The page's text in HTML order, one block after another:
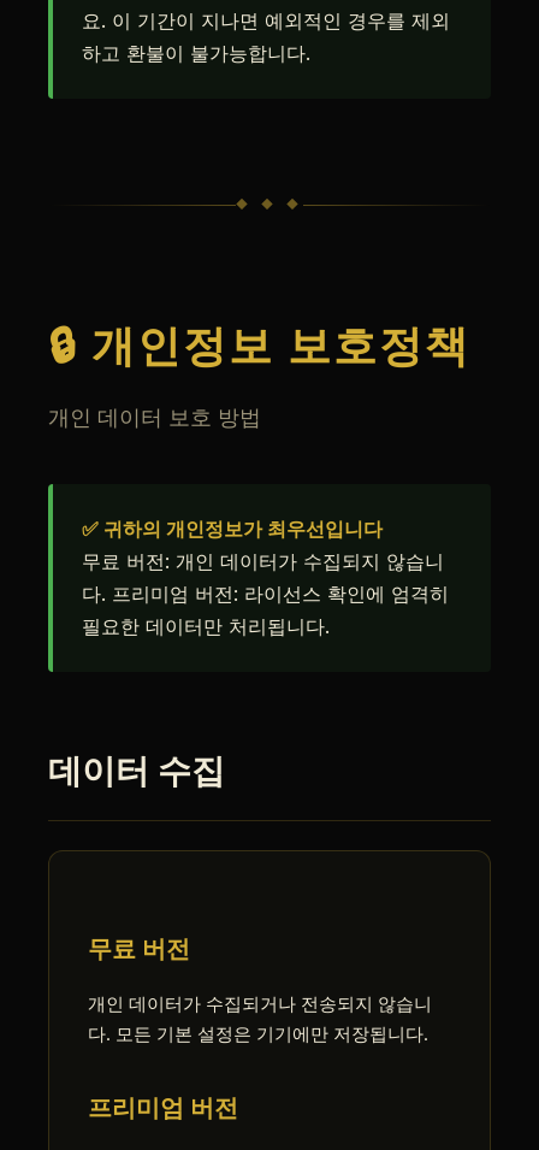
요. 이 기간이 지나면 예외적인 경우를 제외
하고 환불이 불가능합니다.
◆ ◆ ◆
🔒 개인정보 보호정책
개인 데이터 보호 방법
✅ 귀하의 개인정보가 최우선입니다
무료 버전: 개인 데이터가 수집되지 않습니
다. 프리미엄 버전: 라이선스 확인에 엄격히
필요한 데이터만 처리됩니다.
데이터 수집
무료 버전
개인 데이터가 수집되거나 전송되지 않습니
다. 모든 기본 설정은 기기에만 저장됩니다.
프리미엄 버전